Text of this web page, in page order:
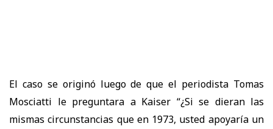
El caso se originó luego de que el periodista Tomas
Mosciatti le preguntara a Kaiser “¿Si se dieran las
mismas circunstancias que en 1973, usted apoyaría un